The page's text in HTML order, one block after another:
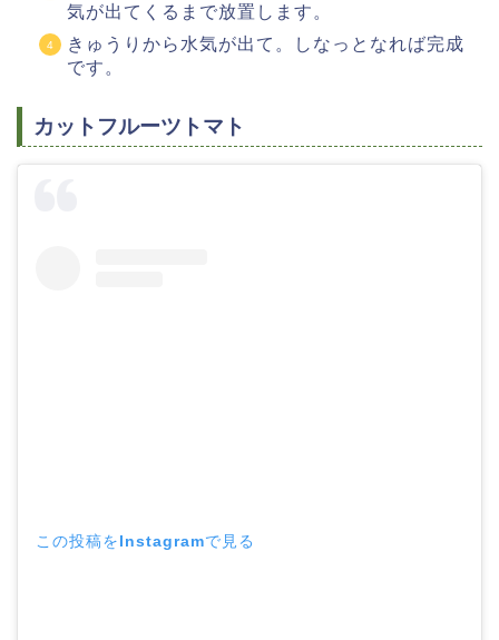
気が出てくるまで放置します。
きゅうりから水気が出て。しなっとなれば完成
です。
カットフルーツトマト
この投稿をInstagramで見る